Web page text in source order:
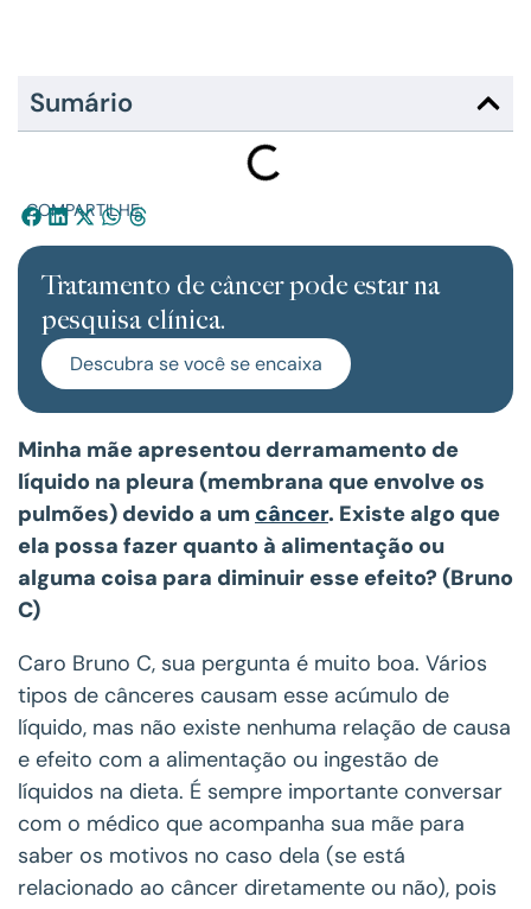
Sumário
COMPARTILHE:
Tratamento de câncer pode estar na
pesquisa clínica.
Descubra se você se encaixa
Minha mãe apresentou derramamento de
líquido na pleura (membrana que envolve os
pulmões) devido a um câncer. Existe algo que
ela possa fazer quanto à alimentação ou
alguma coisa para diminuir esse efeito? (Bruno
C)
Caro Bruno C, sua pergunta é muito boa. Vários
tipos de cânceres causam esse acúmulo de
líquido, mas não existe nenhuma relação de causa
e efeito com a alimentação ou ingestão de
líquidos na dieta. É sempre importante conversar
com o médico que acompanha sua mãe para
saber os motivos no caso dela (se está
relacionado ao câncer diretamente ou não), pois